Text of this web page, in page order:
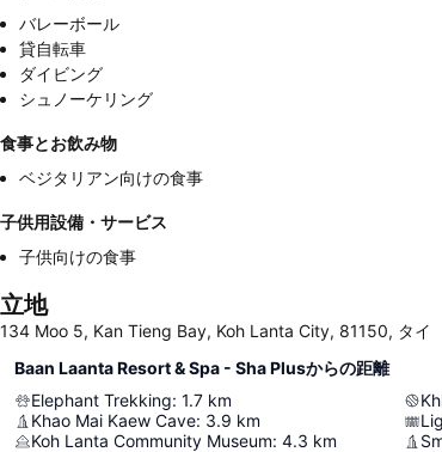
バレーボール
貸自転車
ダイビング
シュノーケリング
食事とお飲み物
ベジタリアン向けの食事
子供用設備・サービス
子供向けの食事
立地
134 Moo 5, Kan Tieng Bay, Koh Lanta City, 81150, タイ
Baan Laanta Resort & Spa - Sha Plusからの距離
Elephant Trekking: 1.7 km
Khao Mai Kaew Cave: 3.9 km
Koh Lanta Community Museum: 4.3 km